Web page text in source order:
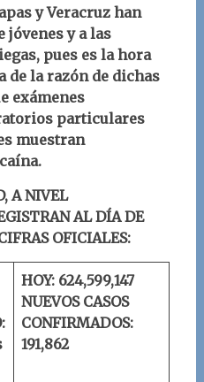
y Veracruz han
jóvenes y a las
pues es la hora
de la razón de dichas
exámenes
particulares
muestran
A NIVEL
AL DÍA DE
OFICIALES:
HOY: 624,599,147
NUEVOS CASOS
CONFIRMADOS:
191,862